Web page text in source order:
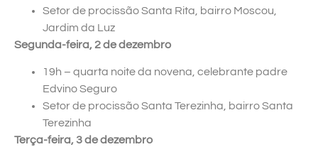
Setor de procissão Santa Rita, bairro Moscou,
Jardim da Luz
Segunda-feira, 2 de dezembro
19h – quarta noite da novena, celebrante padre
Edvino Seguro
Setor de procissão Santa Terezinha, bairro Santa
Terezinha
Terça-feira, 3 de dezembro